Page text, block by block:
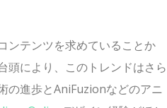
ンテンツを求めていることか
頭により、このトレンドはさら
の進歩とAniFuzionなどのアニ